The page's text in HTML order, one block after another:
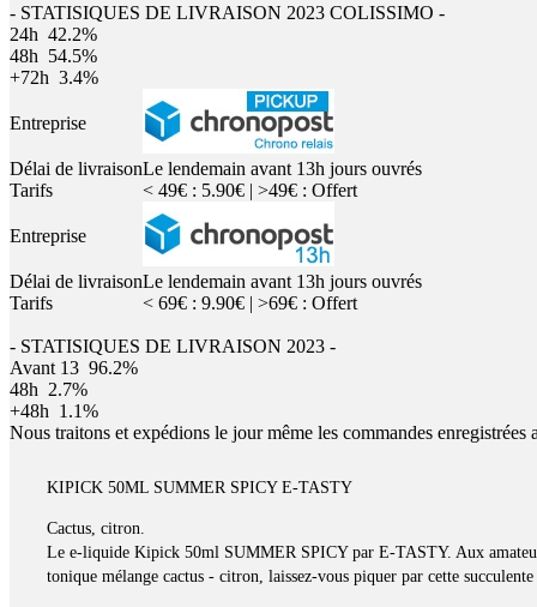
- STATISIQUES DE LIVRAISON 2023 COLISSIMO -
24h 42.2%
48h 54.5%
+72h 3.4%
Entreprise
Délai de livraisonLe lendemain avant 13h jours ouvrés
Tarifs
< 49€ : 5.90€ | >49€ : Offert
Entreprise
Délai de livraisonLe lendemain avant 13h jours ouvrés
Tarifs
< 69€ : 9.90€ | >69€ : Offert
- STATISIQUES DE LIVRAISON 2023 -
Avant 13 96.2%
48h 2.7%
+48h 1.1%
Nous traitons et expédions le jour même les commandes
KIPICK 50ML SUMMER SPICY E-TASTY
Cactus, citron.
Le e-liquide Kipick 50ml SUMMER SPICY par E-TASTY. Aux
tonique mélange cactus - citron, laissez-vous piquer par cette